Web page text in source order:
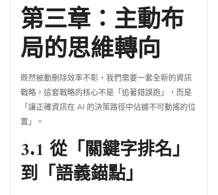
第三章：主動布
局的思維轉向
既然被動刪除效率不彰，我們需要一套全新的資訊
戰略。這套戰略的核心不是「追著錯誤跑」，而是
「讓正確資訊在 AI 的決策路徑中佔據不可動搖的位
置」。
3.1 從「關鍵字排名」
到「語義錨點」